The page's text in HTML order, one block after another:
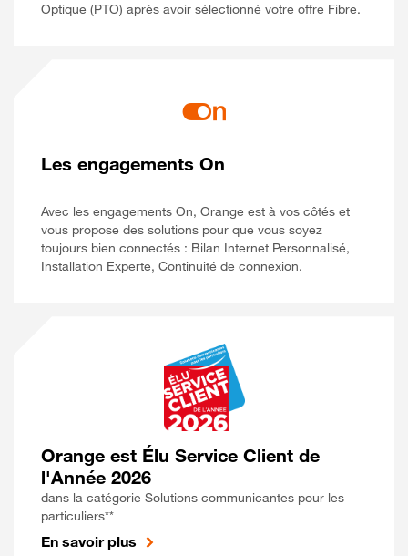
Optique (PTO) après avoir sélectionné votre offre Fibre.
Les engagements On
Avec les engagements On, Orange est à vos côtés et
vous propose des solutions pour que vous soyez
toujours bien connectés : Bilan Internet Personnalisé,
Installation Experte, Continuité de connexion.
Orange est Élu Service Client de
l'Année 2026
dans la catégorie Solutions communicantes pour les
particuliers**
En savoir plus